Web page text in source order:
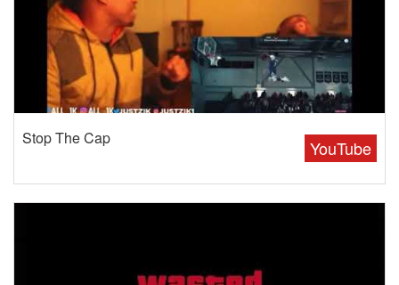
YouTube
Stop The Cap